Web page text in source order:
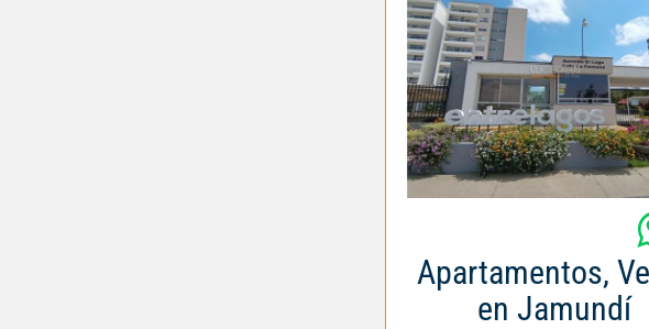
Apartamentos,
en Jamundí